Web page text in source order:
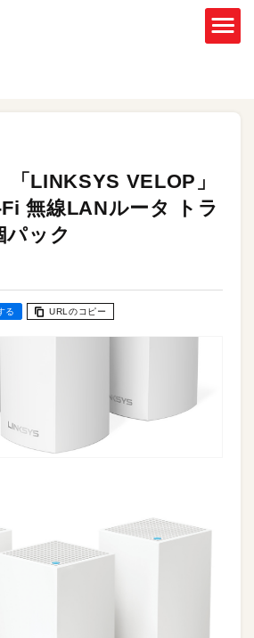
「LINKSYS VELOP」
無線LANルータ トラ
パック
る URLのコピー